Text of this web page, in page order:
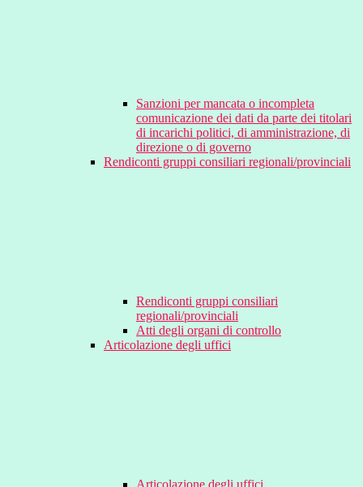
Sanzioni per mancata o incompleta
comunicazione dei dati da parte dei titolari
di incarichi politici, di amministrazione, di
direzione o di governo
Rendiconti gruppi consiliari regionali/provinciali
Rendiconti gruppi consiliari
regionali/provinciali
Atti degli organi di controllo
Articolazione degli uffici